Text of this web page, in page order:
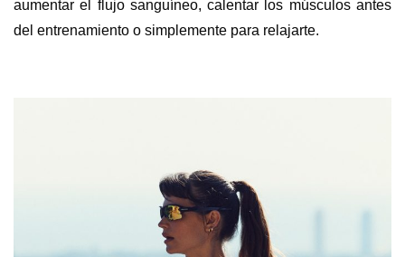
aumentar el flujo sanguíneo, calentar los músculos antes
del entrenamiento o simplemente para relajarte.